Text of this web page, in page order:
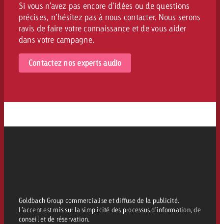
Si vous n’avez pas encore d’idées ou de questions
précises, n’hésitez pas à nous contacter. Nous serons
ravis de faire votre connaissance et de vous aider
dans votre campagne.
Contactez nos experts audio
Goldbach Group commercialise et diffuse de la publicité.
L’accent est mis sur la simplicité des processus d’information, de
conseil et de réservation.